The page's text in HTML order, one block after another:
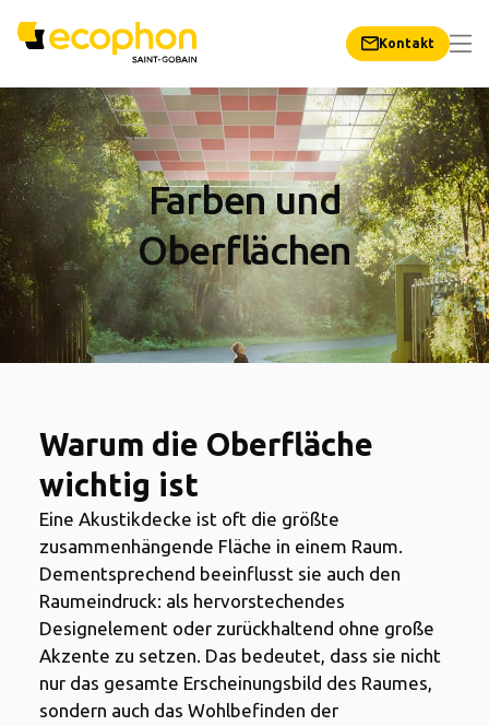
Kontakt
Farben und
Oberflächen
Warum die Oberfläche
wichtig ist
Eine Akustikdecke ist oft die größte
zusammenhängende Fläche in einem Raum.
Dementsprechend beeinflusst sie auch den
Raumeindruck: als hervorstechendes
Designelement oder zurückhaltend ohne große
Akzente zu setzen. Das bedeutet, dass sie nicht
nur das gesamte Erscheinungsbild des Raumes,
sondern auch das Wohlbefinden der